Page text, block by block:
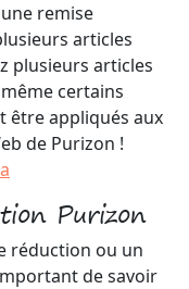
remise
articles
plusieurs articles
certains
être appliqués aux
de Purizon !
Purizon
réduction ou un
de savoir